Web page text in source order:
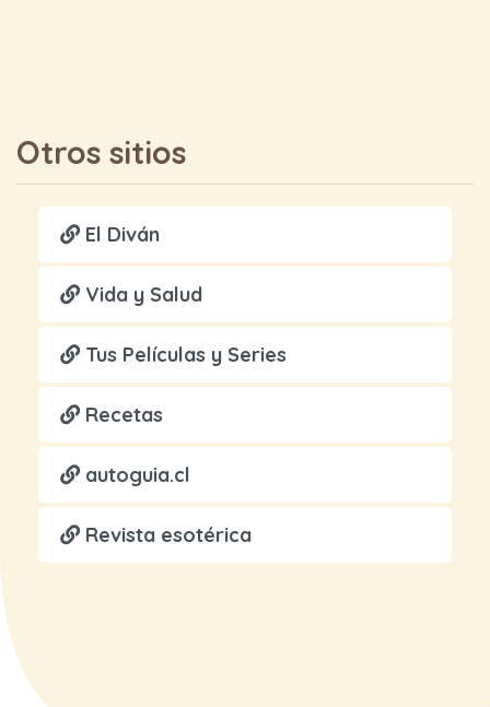
Otros sitios
El Diván
Vida y Salud
Tus Películas y Series
Recetas
autoguia.cl
Revista esotérica